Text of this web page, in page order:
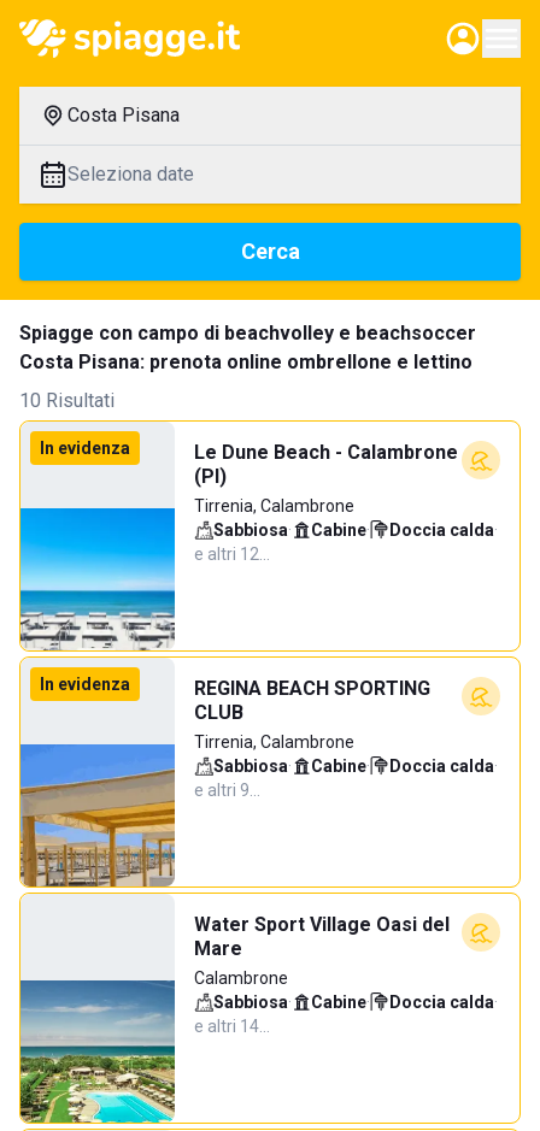
Costa Pisana
Seleziona date
Cerca
Spiagge con campo di beachvolley e beachsoccer
Costa Pisana: prenota online ombrellone e lettino
10 Risultati
In evidenza
Le Dune Beach - Calambrone
(PI)
Tirrenia, Calambrone
Sabbiosa· Cabine· Doccia calda·
e altri 12…
In evidenza
REGINA BEACH SPORTING
CLUB
Tirrenia, Calambrone
Sabbiosa· Cabine· Doccia calda·
e altri 9…
Water Sport Village Oasi del
Mare
Calambrone
Sabbiosa· Cabine· Doccia calda·
e altri 14…